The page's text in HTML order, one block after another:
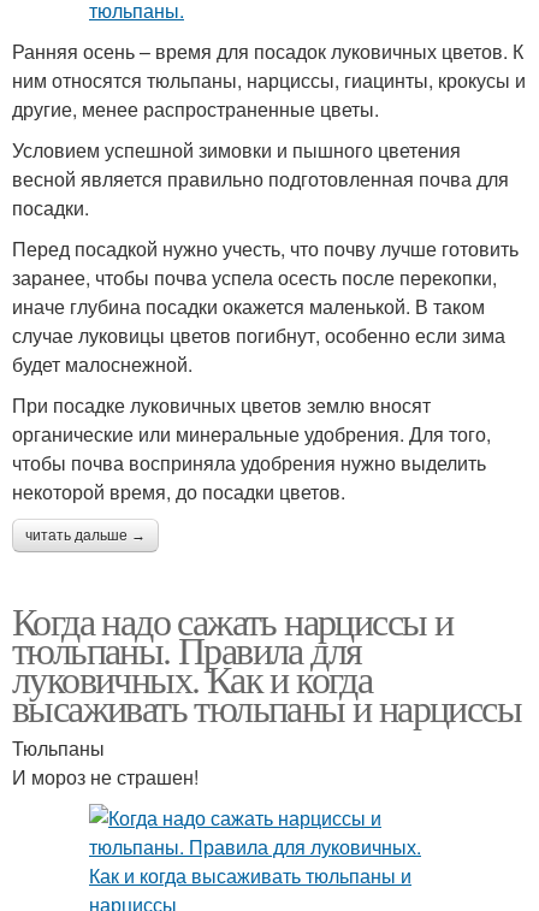
Ранняя осень – время для посадок луковичных цветов. К
ним относятся тюльпаны, нарциссы, гиацинты, крокусы и
другие, менее распространенные цветы.
Условием успешной зимовки и пышного цветения
весной является правильно подготовленная почва для
посадки.
Перед посадкой нужно учесть, что почву лучше готовить
заранее, чтобы почва успела осесть после перекопки,
иначе глубина посадки окажется маленькой. В таком
случае луковицы цветов погибнут, особенно если зима
будет малоснежной.
При посадке луковичных цветов землю вносят
органические или минеральные удобрения. Для того,
чтобы почва восприняла удобрения нужно выделить
некоторой время, до посадки цветов.
читать дальше →
Когда надо сажать нарциссы и
тюльпаны. Правила для
луковичных. Как и когда
высаживать тюльпаны и нарциссы
Тюльпаны
И мороз не страшен!